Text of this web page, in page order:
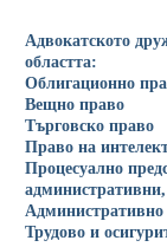
Адвокатското
областта:
Облигационно
Вещно право
Търговско право
Право на
Процесуално
Административно
Трудово и